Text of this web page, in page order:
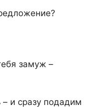
замуж –
и сразу подадим